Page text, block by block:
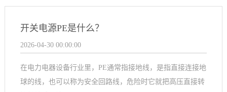
开关电源PE是什么？
2026-04-30 00:00:00
在电力电器设备行业里，PE通常指接地线，是指直接连接地
球的线，也可以称为安全回路线，危险时它就把高压直接转